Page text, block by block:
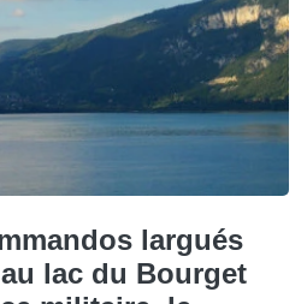
largués
lac du Bourget